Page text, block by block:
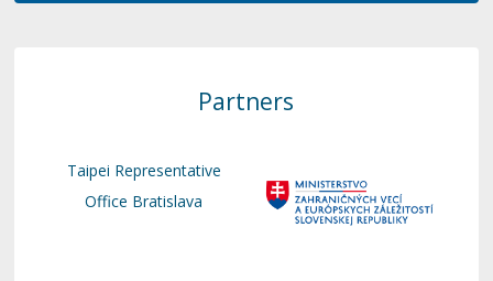
Partners
Taipei Representative
Office Bratislava